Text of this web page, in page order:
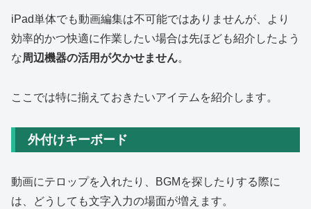
iPad単体でも動画編集は不可能ではありませんが、より
効率的かつ快適に作業したい場合は先ほども紹介したよう
な周辺機器の活用が欠かせません。
ここでは特に揃えておきたいアイテムを紹介します。
外付けキーボード
動画にテロップを入れたり、BGMを探したりする際に
は、どうしても文字入力の場面が増えます。